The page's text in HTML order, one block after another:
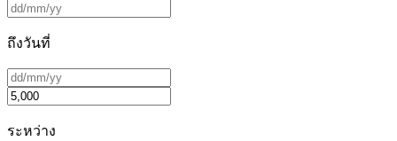
ถึงวันที่
ระหว่าง